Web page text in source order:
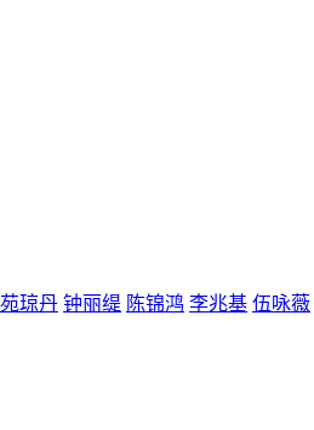
苑琼丹 钟丽缇 陈锦鸿 李兆基 伍咏薇